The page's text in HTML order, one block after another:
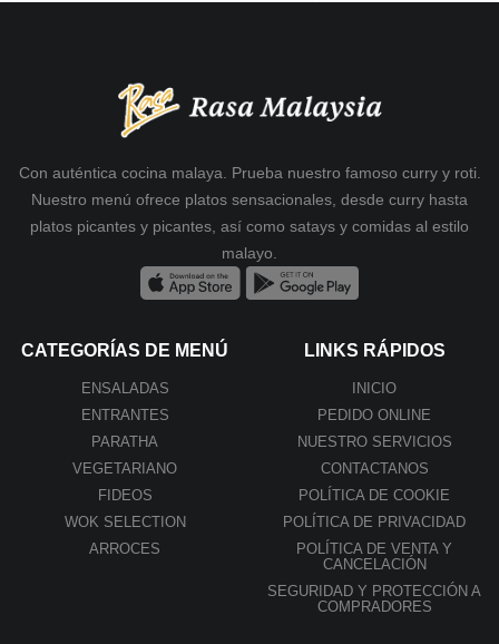
Con auténtica cocina malaya. Prueba nuestro famoso curry y roti.
Nuestro menú ofrece platos sensacionales, desde curry hasta
platos picantes y picantes, así como satays y comidas al estilo
malayo.
CATEGORÍAS DE MENÚ
ENSALADAS
ENTRANTES
PARATHA
VEGETARIANO
FIDEOS
WOK SELECTION
ARROCES
LINKS RÁPIDOS
INICIO
PEDIDO ONLINE
NUESTRO SERVICIOS
CONTACTANOS
POLÍTICA DE COOKIE
POLÍTICA DE PRIVACIDAD
POLÍTICA DE VENTA Y
CANCELACIÓN
SEGURIDAD Y PROTECCIÓN A
COMPRADORES